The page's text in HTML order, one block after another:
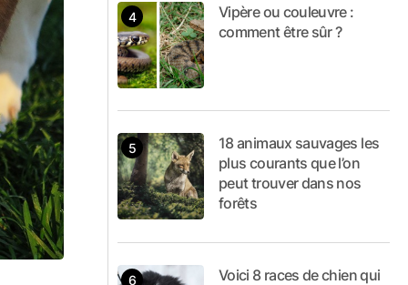
Vipère ou couleuvre :
comment être sûr ?
18 animaux sauvages les
plus courants que l’on
peut trouver dans nos
forêts
Voici 8 races de chien qui